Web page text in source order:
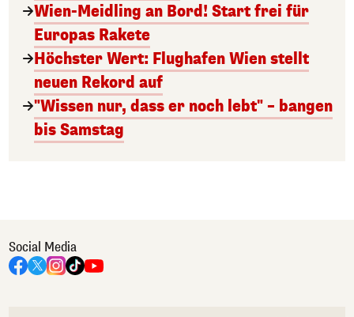
Wien-Meidling an Bord! Start frei für
Europas Rakete
Höchster Wert: Flughafen Wien stellt
neuen Rekord auf
"Wissen nur, dass er noch lebt" – bangen
bis Samstag
Social Media